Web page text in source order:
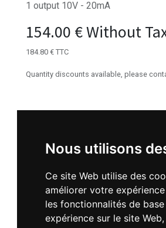
Nous utilisons
Ce site Web utilise des
améliorer votre
les fonctionnalités de
expérience sur le site Web,
1 output 10V - 20mA
154.00 €Without
184.80 € TTC
Quantity discounts available, please